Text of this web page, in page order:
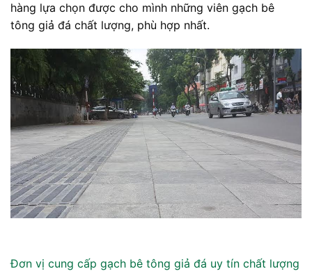
hàng lựa chọn được cho mình những viên gạch bê
tông giả đá chất lượng, phù hợp nhất.
Đơn vị cung cấp gạch bê tông giả đá uy tín chất lượng